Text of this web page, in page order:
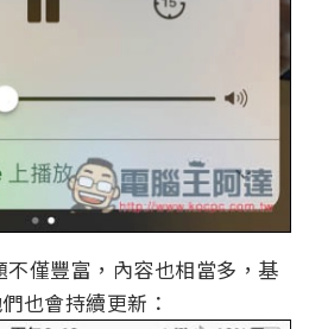
僅豐富，內容也相當多，基
也會持續更新：